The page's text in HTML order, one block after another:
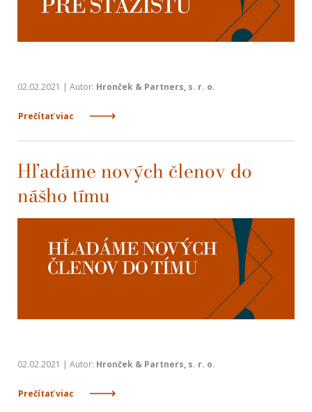
02.02.2021 | Autor: Hronček & Partners, s. r. o.
Prečítať viac
Hľadáme nových členov do
nášho tímu
02.02.2021 | Autor: Hronček & Partners, s. r. o.
Prečítať viac